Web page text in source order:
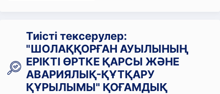
Тиісті тексерулер:
"ШОЛАҚҚОРҒАН АУЫЛЫНЫҢ
ЕРІКТІ ӨРТКЕ ҚАРСЫ ЖӘНЕ
АВАРИЯЛЫҚ-ҚҰТҚАРУ
ҚҰРЫЛЫМЫ" ҚОҒАМДЫҚ